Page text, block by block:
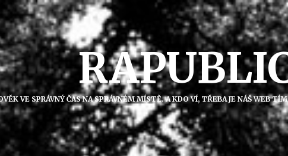
VE SPRÁVNÝ ČAS NA SPRÁVNÉM MÍSTĚ. A KDO VÍ, TŘEBA JE NÁŠ WEB